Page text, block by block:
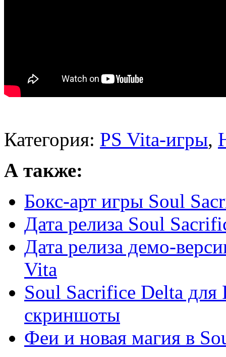
Категория: PS Vita-игры,
А также:
Бокс-арт игры Soul
Дата релиза Soul
Дата релиза демо-
Vita
Soul Sacrifice Delta
скриншоты
Феи и новая магия в